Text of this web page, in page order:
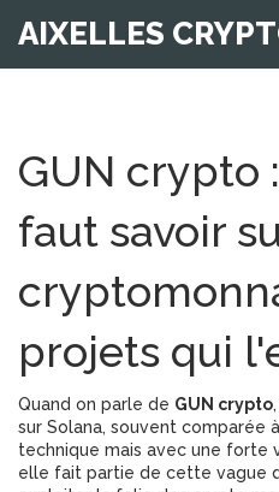
AIXELLES
GUN crypto
faut savoir
projets qui
Quand on parle de GUN crypto,
sur Solana, souvent comparée
technique mais avec une forte
elle fait partie de cette vague